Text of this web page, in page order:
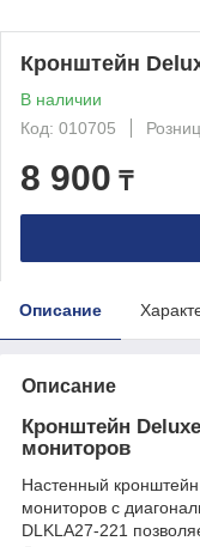
Кронштейн
В наличии
Код: 010705
8 900 ₸
Описание
Описание
Кронштейн
мониторов
Настенный
мониторов с
DLKLA27-221